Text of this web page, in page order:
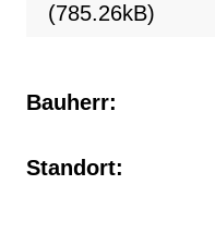
(785.26kB)
Bauherr:
Standort: